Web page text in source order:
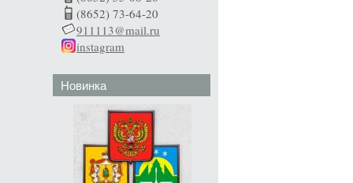
(8652) 73-64-20
911113@mail.ru
instagram
Новинка